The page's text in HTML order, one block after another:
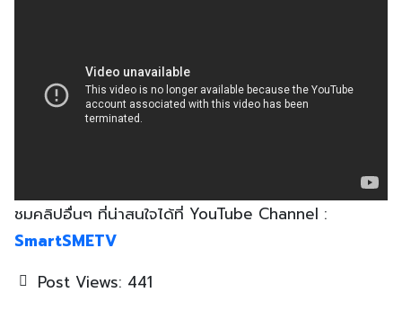
ชมคลิปอื่นๆ ที่น่าสนใจได้ที่ YouTube Channel :
SmartSMETV
Post Views: 441